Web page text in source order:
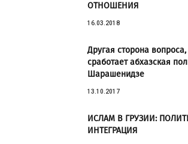
ОТНОШЕНИЯ
16.03.2018
Другая сторона
сработает абхазская
Шарашенидзе
13.10.2017
ИСЛАМ В ГРУЗИИ:
ИНТЕГРАЦИЯ